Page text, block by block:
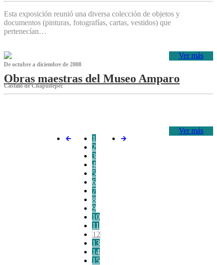
Esta exposición reunió una diversa colección de objetos y
documentos (pinturas, fotografías, cartas, vestidos) que
pertenecían…
Ver más
De octubre a diciembre de 2008
Obras maestras del Museo Amparo
Castillo de Chapultepec
Ver más
1
2
3
4
5
6
7
8
9
10
11
12
13
14
15